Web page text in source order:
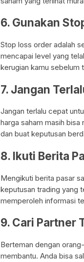
6. Gunakan
Stop loss order adalah
mencapai level yang
kerugian kamu sebelum
7. Jangan
Jangan terlalu cepat
harga saham masih
dan buat keputusan
8. Ikuti Berita
Mengikuti berita pasar
keputusan trading yang
memperoleh informasi
9. Cari Partner
Berteman dengan
membantu. Anda bisa